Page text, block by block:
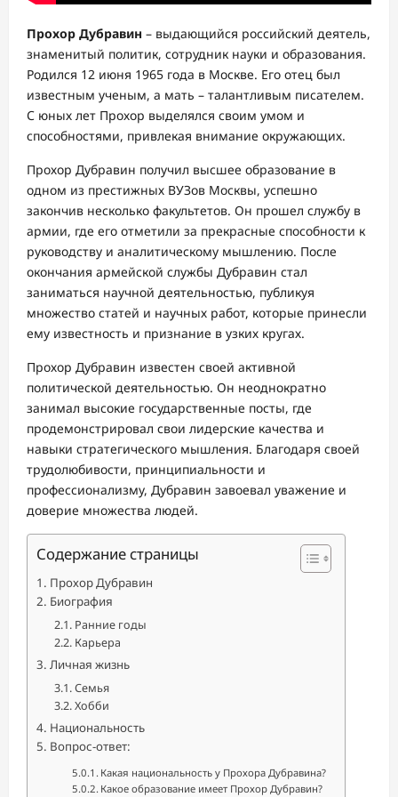
Прохор Дубравин – выдающийся российский деятель,
знаменитый политик, сотрудник науки и образования.
Родился 12 июня 1965 года в Москве. Его отец был
известным ученым, а мать – талантливым писателем.
С юных лет Прохор выделялся своим умом и
способностями, привлекая внимание окружающих.
Прохор Дубравин получил высшее образование в
одном из престижных ВУЗов Москвы, успешно
закончив несколько факультетов. Он прошел службу в
армии, где его отметили за прекрасные способности к
руководству и аналитическому мышлению. После
окончания армейской службы Дубравин стал
заниматься научной деятельностью, публикуя
множество статей и научных работ, которые принесли
ему известность и признание в узких кругах.
Прохор Дубравин известен своей активной
политической деятельностью. Он неоднократно
занимал высокие государственные посты, где
продемонстрировал свои лидерские качества и
навыки стратегического мышления. Благодаря своей
трудолюбивости, принципиальности и
профессионализму, Дубравин завоевал уважение и
доверие множества людей.
Содержание страницы
Прохор Дубравин
Биография
Ранние годы
Карьера
Личная жизнь
Семья
Хобби
Национальность
Вопрос-ответ:
Какая национальность у Прохора Дубравина?
Какое образование имеет Прохор Дубравин?